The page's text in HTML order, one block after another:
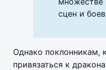
сцен и
Однако поклонникам,
привязаться к